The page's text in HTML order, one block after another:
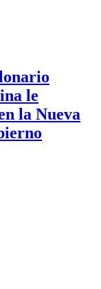
le
la Nueva